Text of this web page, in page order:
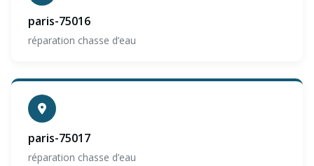
paris-75016
réparation chasse d’eau
paris-75017
réparation chasse d’eau